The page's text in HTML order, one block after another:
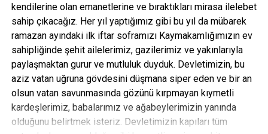
kendilerine olan emanetlerine ve bıraktıkları mirasa ilelebet
sahip çıkacağız. Her yıl yaptığımız gibi bu yıl da mübarek
ramazan ayındaki ilk iftar soframızı Kaymakamlığımızın ev
sahipliğinde şehit ailelerimiz, gazilerimiz ve yakınlarıyla
paylaşmaktan gurur ve mutluluk duyduk. Devletimizin, bu
aziz vatan uğruna gövdesini düşmana siper eden ve bir an
olsun vatan savunmasında gözünü kırpmayan kıymetli
kardeşlerimiz, babalarımız ve ağabeylerimizin yanında
olduğunu belirtmek isteriz. Devletimizin kapıları tüm